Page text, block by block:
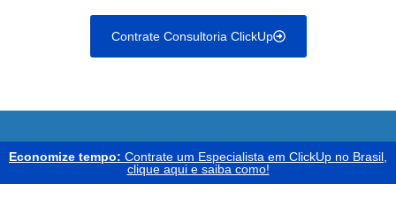
Contrate Consultoria ClickUp
Economize tempo: Contrate um Especialista em ClickUp no Brasil,
clique aqui e saiba como!